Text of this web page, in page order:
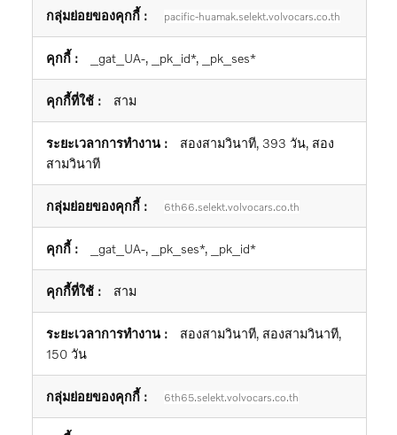
pacific-huamak.selekt.volvocars.co.th
_gat_UA-, _pk_id*, _pk_ses*
สาม
สองสามวินาที, 393 วัน, สอง
สามวินาที
6th66.selekt.volvocars.co.th
_gat_UA-, _pk_ses*, _pk_id*
สาม
สองสามวินาที, สองสามวินาที,
150 วัน
6th65.selekt.volvocars.co.th